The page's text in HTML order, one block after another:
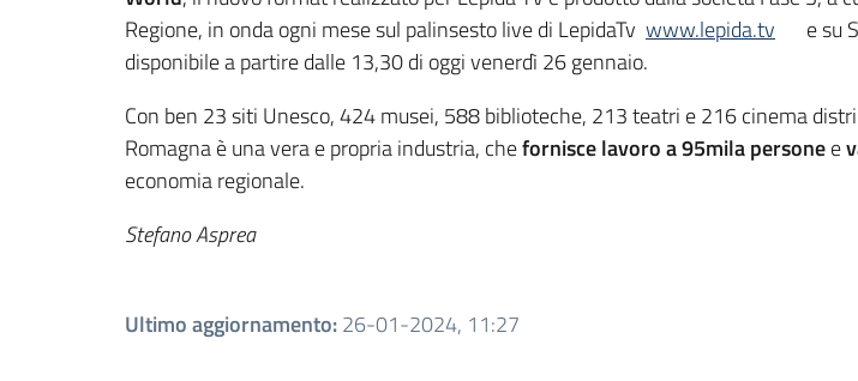
Regione, in onda ogni mese sul palinsesto live di LepidaTv www.lepida.tv
e su
disponibile a partire dalle 13,30 di oggi venerdì 26 gennaio.
Con ben 23 siti Unesco, 424 musei, 588 biblioteche, 213 teatri e 216 cinema
Romagna è una vera e propria industria, chefornisce lavoro a 95mila personee
economia regionale.
Stefano Asprea
Ultimo aggiornamento:26-01-2024, 11:27